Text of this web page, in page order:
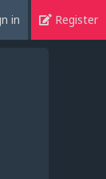
in Register